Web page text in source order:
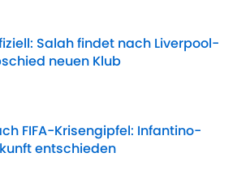
Salah findet nach Liverpool-
neuen Klub
by on Invalid Date
FIFA-Krisengipfel: Infantino-
entschieden
by on Invalid Date